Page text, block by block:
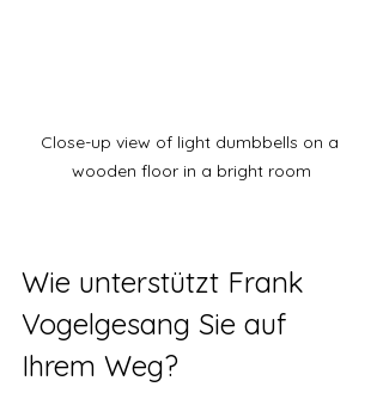
Close-up view of light dumbbells on a
wooden floor in a bright room
Wie unterstützt Frank
Vogelgesang Sie auf
Ihrem Weg?